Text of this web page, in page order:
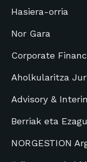
Hasiera-orria
Nor Gara
Corporate
Aholkularitza
Advisory &
Berriak eta
NORGESTION